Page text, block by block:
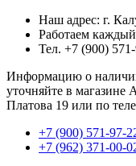
Наш адрес: г.
Работаем
Тел. +7 (900)
Информацию о
уточняйте в магазине
Платова 19 или по
+7 (900) 571-97-
+7 (962) 371-00-